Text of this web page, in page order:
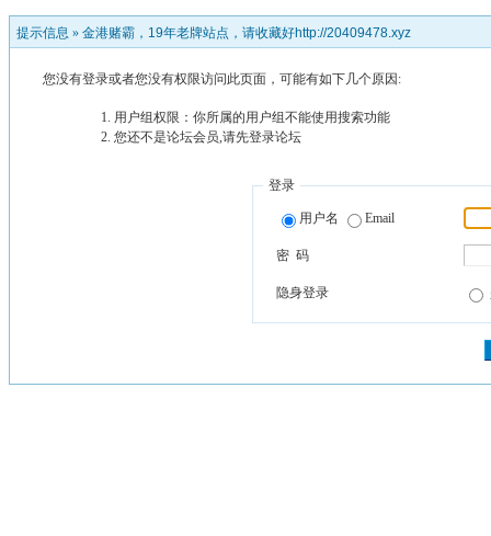
提示信息 » 金港赌霸，19年老牌站点，请收藏好http://20409478.xyz
您没有登录或者您没有权限访问此页面，可能有如下几个原因:
用户组权限：你所属的用户组不能使用搜索功能
您还不是论坛会员,请先登录论坛
登录
用户名 Email
密 码
隐身登录